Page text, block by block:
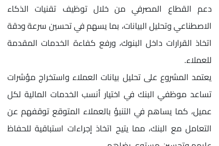
دعم القطاع المصرفي من خلال توظيف تقنيات الذكاء
الاصطناعي وتحليل البيانات، بما يسهم في تحسين سرعة ودقة
اتخاذ القرارات داخل البنوك، ورفع كفاءة الخدمات المقدمة
للعملاء.
يعتمد المشروع على تحليل بيانات العملاء واستخراج مؤشرات
تساعد موظفي البنك في اختيار أنسب الخدمات المالية لكل
عميل، كما يساهم في التنبؤ بالعملاء المتوقع توقفهم عن
التعامل مع البنك، مما يتيح اتخاذ إجراءات استباقية للحفاظ